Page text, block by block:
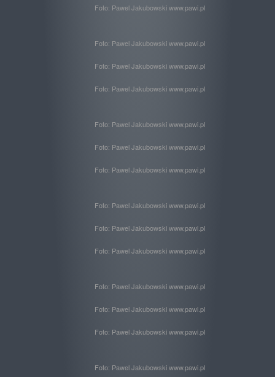
Foto: Pawel Jakubowski www.pawi.pl
Foto: Pawel Jakubowski www.pawi.pl
Foto: Pawel Jakubowski www.pawi.pl
Foto: Pawel Jakubowski www.pawi.pl
Foto: Pawel Jakubowski www.pawi.pl
Foto: Pawel Jakubowski www.pawi.pl
Foto: Pawel Jakubowski www.pawi.pl
Foto: Pawel Jakubowski www.pawi.pl
Foto: Pawel Jakubowski www.pawi.pl
Foto: Pawel Jakubowski www.pawi.pl
Foto: Pawel Jakubowski www.pawi.pl
Foto: Pawel Jakubowski www.pawi.pl
Foto: Pawel Jakubowski www.pawi.pl
Foto: Pawel Jakubowski www.pawi.pl